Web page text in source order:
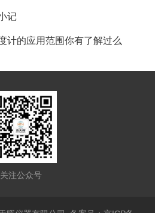
记
计的应用范围你有了解过么
关注公众号